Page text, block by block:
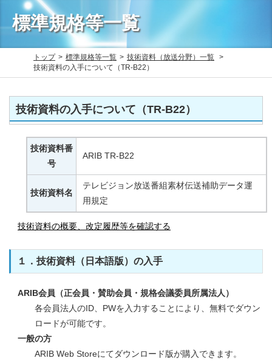
標準規格等一覧
トップ 標準規格等一覧
技術資料（放送分野）一覧
技術資料の入手について（TR-B22）
技術資料の入手について（TR-B22）
技術資料番
号
ARIB TR-B22
技術資料名
テレビジョン放送番組素材伝送補助データ運
用規定
技術資料の概要、改定履歴等を確認する
１．技術資料（日本語版）の入手
ARIB会員（正会員・賛助会員・規格会議委員所属法人）
各会員法人のID、PWを入力することにより、無料でダウン
ロードが可能です。
一般の方
ARIB Web Storeにてダウンロード版が購入できます。